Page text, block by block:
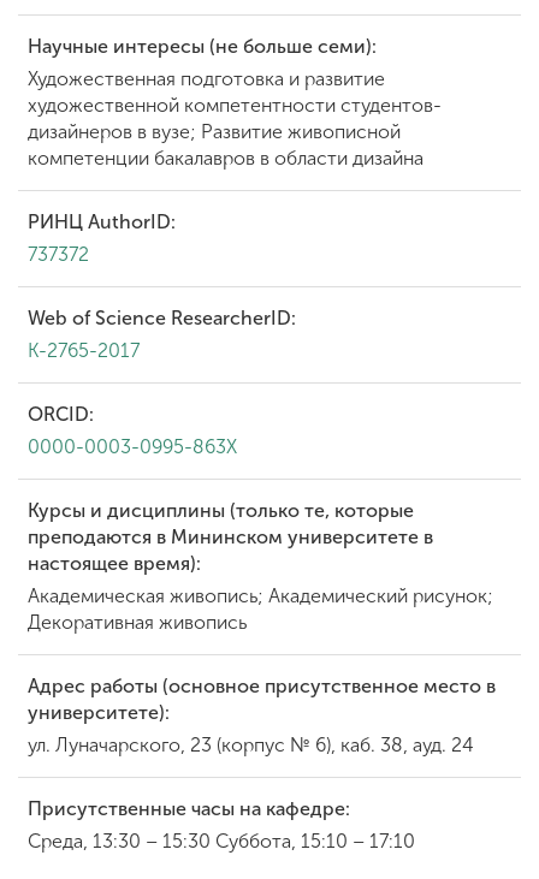
Научные интересы (не больше семи):
Художественная подготовка и развитие
художественной компетентности студентов-
дизайнеров в вузе; Развитие живописной
компетенции бакалавров в области дизайна
РИНЦ AuthorID:
737372
Web of Science ResearcherID:
K-2765-2017
ORCID:
0000-0003-0995-863X
Курсы и дисциплины (только те, которые
преподаются в Мининском университете в
настоящее время):
Академическая живопись; Академический рисунок;
Декоративная живопись
Адрес работы (основное присутственное место в
университете):
ул. Луначарского, 23 (корпус № 6), каб. 38, ауд. 24
Присутственные часы на кафедре:
Среда, 13:30 – 15:30 Суббота, 15:10 – 17:10